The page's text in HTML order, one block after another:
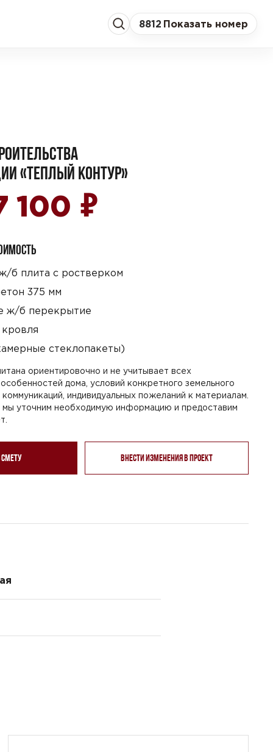
8812 Показать номер
«ТЕПЛЫЙ КОНТУР»
100 ₽
б плита с ростверком
375 мм
ж/б перекрытие
стеклопакеты)
ориентировочно и не учитывает всех
дома, условий конкретного земельного
коммуникаций, индивидуальных пожеланий к материалам.
мы уточним необходимую информацию и предоставим
смету Внести изменения в проект